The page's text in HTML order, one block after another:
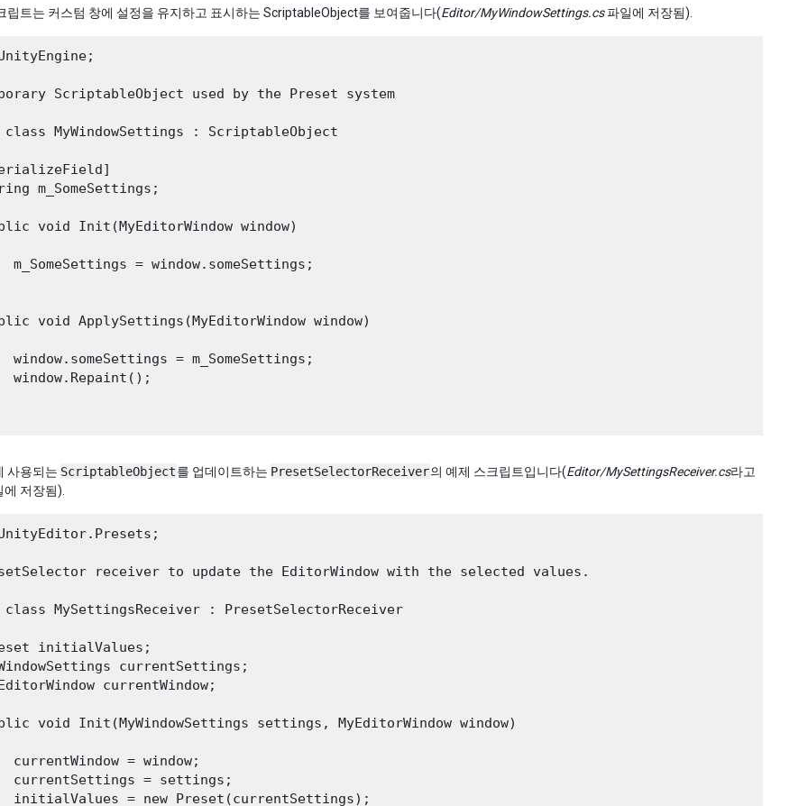
립트는 커스텀 창에 설정을 유지하고 표시하는 ScriptableObject를 보여줍니다(Editor/MyWindowSettings.cs파일에 저장됨).
ScriptableObject used by the Preset system
MyWindowSettings : ScriptableObject
m_SomeSettings;
void Init(MyEditorWindow window)
m_SomeSettings = window.someSettings;
void ApplySettings(MyEditorWindow window)
window.someSettings = m_SomeSettings;
window.Repaint();
사용되는 ScriptableObject를 업데이트하는 PresetSelectorReceiver의 예제 스크립트입니다(Editor/MySettingsReceiver.cs라고
저장됨).
receiver to update the EditorWindow with the selected values.
MySettingsReceiver : PresetSelectorReceiver
initialValues;
currentSettings;
currentWindow;
void Init(MyWindowSettings settings, MyEditorWindow window)
currentWindow = window;
currentSettings = settings;
initialValues = new Preset(currentSettings);